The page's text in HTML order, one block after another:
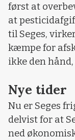
først at
at
til Seges,
kæmpe for
ikke den
Nye tider
Nu er Seges
delvist for at
ned